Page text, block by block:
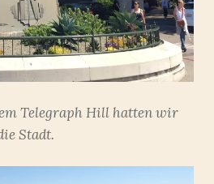
Telegraph Hill hatten wir
Stadt.